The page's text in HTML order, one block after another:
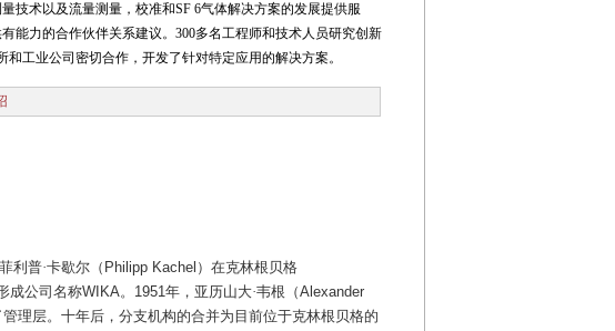
技术以及流量测量，校准和SF 6气体解决方案的发展提供服
能力的合作伙伴关系建议。300多名工程师和技术人员研究创新
工业公司密切合作，开发了针对特定应用的解决方案。
利普·卡歇尔（ Philipp Kachel ）在克林根贝格
成公司名称WIKA。 1951年，亚历山大·韦根（Alexander
管理层。十年后，分支机构的合并为目前位于克林根贝格的